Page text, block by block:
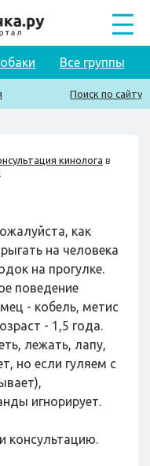
Все группы
Поиск по сайту
кинолога в
как
на человека
на прогулке.
поведение
- кобель, метис
- 1,5 года.
лежать, лапу,
но если гуляем с
игнорирует.
консультацию.